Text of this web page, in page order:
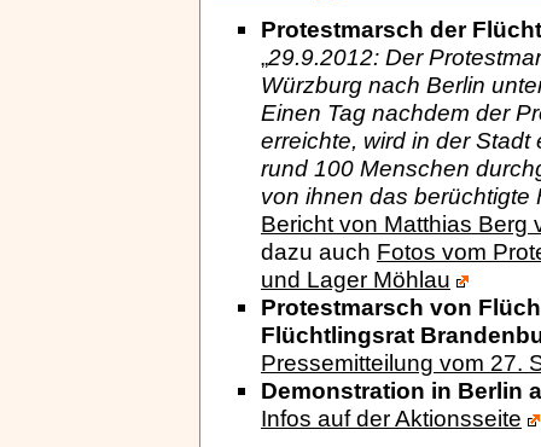
Protestmarsch der
„29.9.2012: Der
Würzburg nach Berlin
Einen Tag nachdem der
erreichte, wird in der
rund 100 Menschen
von ihnen das
Bericht von Matthias Berg
dazu auch Fotos vom
und Lager Möhlau
Protestmarsch von
Flüchtlingsrat
Pressemitteilung vom 27.
Demonstration in Berlin
Infos auf der Aktionsseite